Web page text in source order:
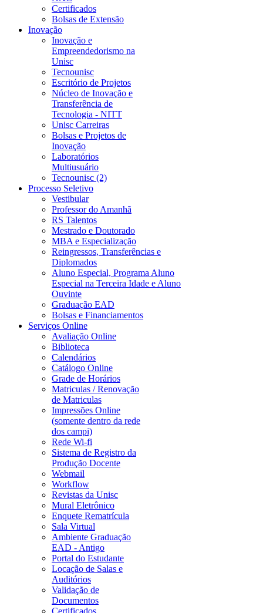
Certificados
Bolsas de Extensão
Inovação
Inovação e
Empreendedorismo na
Unisc
Tecnounisc
Escritório de Projetos
Núcleo de Inovação e
Transferência de
Tecnologia - NITT
Unisc Carreiras
Bolsas e Projetos de
Inovação
Laboratórios
Multiusuário
Tecnounisc (2)
Processo Seletivo
Vestibular
Professor do Amanhã
RS Talentos
Mestrado e Doutorado
MBA e Especialização
Reingressos, Transferências e
Diplomados
Aluno Especial, Programa Aluno
Especial na Terceira Idade e Aluno
Ouvinte
Graduação EAD
Bolsas e Financiamentos
Serviços Online
Avaliação Online
Biblioteca
Calendários
Catálogo Online
Grade de Horários
Matriculas / Renovação
de Matriculas
Impressões Online
(somente dentro da rede
dos campi)
Rede Wi-fi
Sistema de Registro da
Produção Docente
Webmail
Workflow
Revistas da Unisc
Mural Eletrônico
Enquete Rematrícula
Sala Virtual
Ambiente Graduação
EAD - Antigo
Portal do Estudante
Locação de Salas e
Auditórios
Validação de
Documentos
Certificados